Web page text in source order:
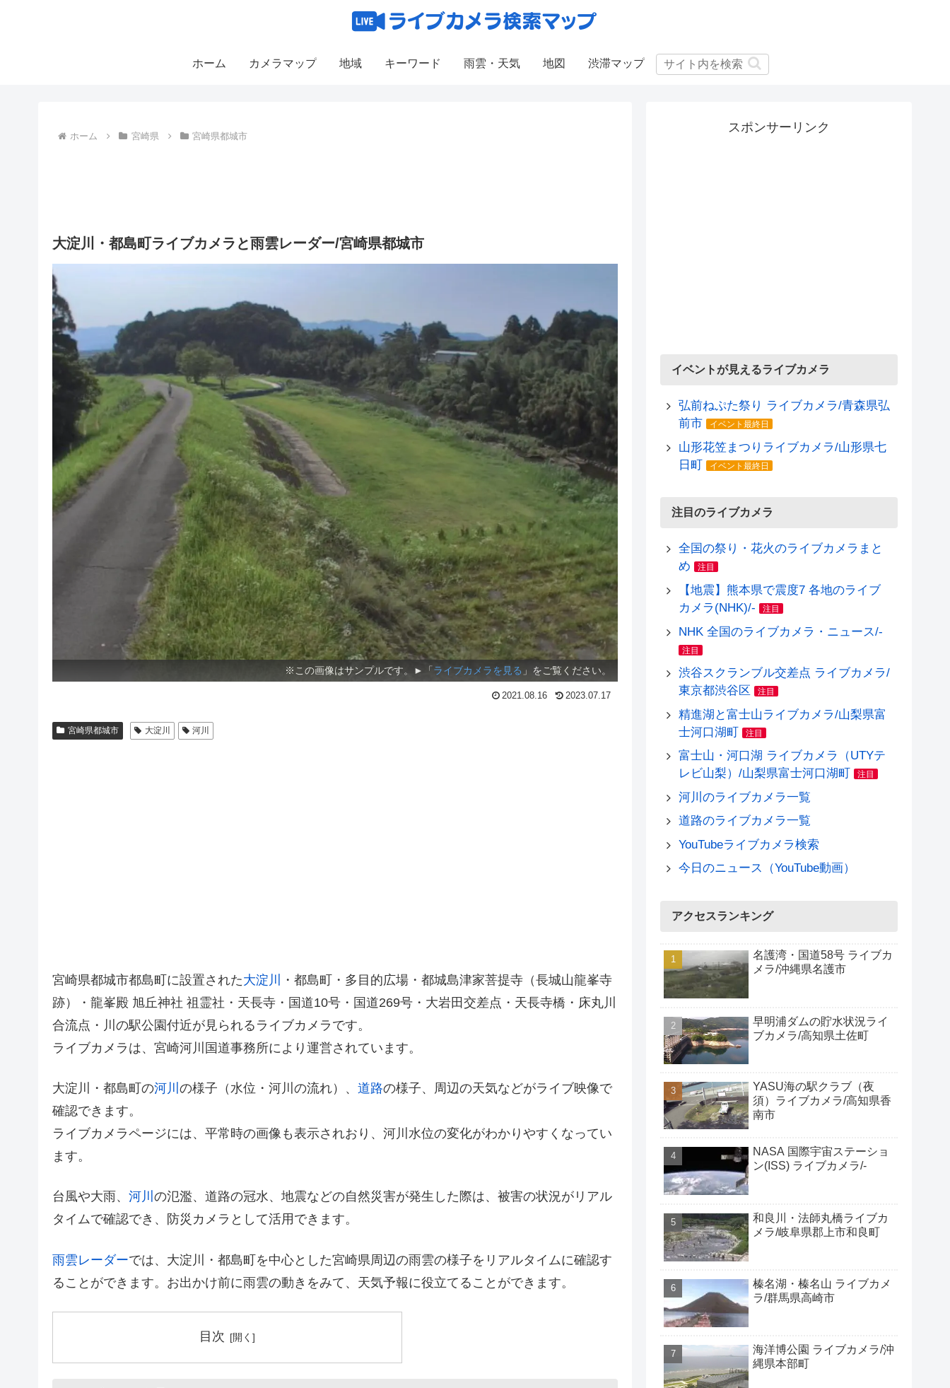
ホーム カメラマップ 地域 キーワード 雨雲・天気 地図 渋滞マップ
ホーム 宮崎県 宮崎県都城市
大淀川・都島町ライブカメラと雨雲レーダー/宮崎県都城市
※この画像はサンプルです。►「 ライブカメラを見る 」をご覧ください。
2021.08.16 2023.07.17
宮崎県都城市 大淀川 河川
宮崎県都城市都島町に設置された大淀川
・都島町・多目的広場・都城島津家菩提寺（長城山龍峯寺
跡）・龍峯殿 旭丘神社 祖霊社・天長寺・国道10号・国道269号・大岩田交差点・天長寺橋・床丸川
合流点・川の駅公園付近が見られるライブカメラです。
ライブカメラは、宮崎河川国道事務所により運営されています。
大淀川・都島町の河川 の様子（水位・河川の流れ）、 道路の様子、周辺の天気などがライブ映像で
確認できます。
ライブカメラページには、平常時の画像も表示されおり、河川水位の変化がわかりやすくなってい
ます。
台風や大雨、 河川 の氾濫、道路の冠水、地震などの自然災害が発生した際は、被害の状況がリアル
タイムで確認でき、防災カメラとして活用できます。
雨雲レーダーでは、大淀川・都島町を中心とした宮崎県周辺の雨雲の様子をリアルタイムに確認す
ることができます。お出かけ前に雨雲の動きをみて、天気予報に役立てることができます。
目次
スポンサーリンク
イベントが見えるライブカメラ
弘前ねぷた祭り ライブカメラ/青森県弘
前市
イベント最終日
山形花笠まつりライブカメラ/山形県七
日町
イベント最終日
注目のライブカメラ
全国の祭り・花火のライブカメラまと
め
注目
【地震】熊本県で震度7 各地のライブ
カメラ(NHK)/-
注目
NHK 全国のライブカメラ・ニュース/-
注目
渋谷スクランブル交差点 ライブカメラ/
東京都渋谷区
注目
精進湖と富士山ライブカメラ/山梨県富
士河口湖町
注目
富士山・河口湖 ライブカメラ（UTYテ
レビ山梨）/山梨県富士河口湖町
注目
河川のライブカメラ一覧
道路のライブカメラ一覧
YouTubeライブカメラ検索
今日のニュース（YouTube動画）
アクセスランキング
名護湾・国道58号 ライブカ
メラ/沖縄県名護市
早明浦ダムの貯水状況ライ
ブカメラ/高知県土佐町
YASU海の駅クラブ（夜
須）ライブカメラ/高知県香
南市
NASA 国際宇宙ステーショ
ン(ISS) ライブカメラ/-
和良川・法師丸橋ライブカ
メラ/岐阜県郡上市和良町
榛名湖・榛名山 ライブカメ
ラ/群馬県高崎市
海洋博公園 ライブカメラ/沖
縄県本部町